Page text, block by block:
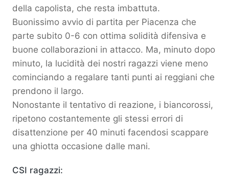
della capolista, che resta imbattuta.
Buonissimo avvio di partita per Piacenza che
parte subito 0-6 con ottima solidità difensiva e
buone collaborazioni in attacco. Ma, minuto dopo
minuto, la lucidità dei nostri ragazzi viene meno
cominciando a regalare tanti punti ai reggiani che
prendono il largo.
Nonostante il tentativo di reazione, i biancorossi,
ripetono costantemente gli stessi errori di
disattenzione per 40 minuti facendosi scappare
una ghiotta occasione dalle mani.
CSI ragazzi: